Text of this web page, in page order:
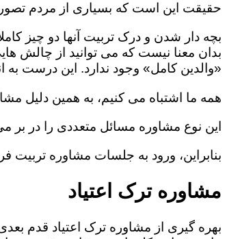
حقیقت این است که بسیاری از مردم
بچه دار شدن و درک تربیت آنها دو چیز
بدان معنا نیست که می توانید از چالش
«والدین کامل» وجود ندارد. این درست به
همه ما اشتباه می کنیم، به همین دلیل
این نوع مشاوره مسائل متعددی را در بر
بنابراین، ورود به جلسات مشاوره تربیت
مشاوره ترک اعتیاد
بهره گیری از مشاوره ترک اعتیاد قدم